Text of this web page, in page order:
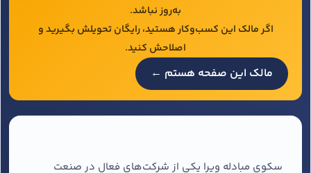
به‌روز نباشد.
اگر مالک این کسب‌وکار هستید، رایگان تحویلش بگیرید و
اصلاحش کنید.
مالک این صفحه هستم ←
سکوی مبادله ویرا یکی از شرکت‌های فعال در صنعت